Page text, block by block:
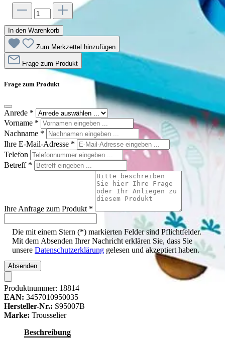
In den Warenkorb
Zum Merkzettel hinzufügen
Frage zum Produkt
Frage zum Produkt
Anrede *
Vorname *
Nachname *
Ihre E-Mail-Adresse *
Telefon
Betreff *
Ihre Anfrage zum Produkt *
Die mit einem Stern (*) markierten Felder sind Pflichtfelder.
Mit dem Absenden Ihrer Nachricht erklären Sie, dass Sie
unsere Datenschutzerklärung gelesen und akzeptiert haben.
Absenden
Produktnummer: 18814
EAN: 3457010950035
Hersteller-Nr.: S95007B
Marke: Trousselier
Beschreibung